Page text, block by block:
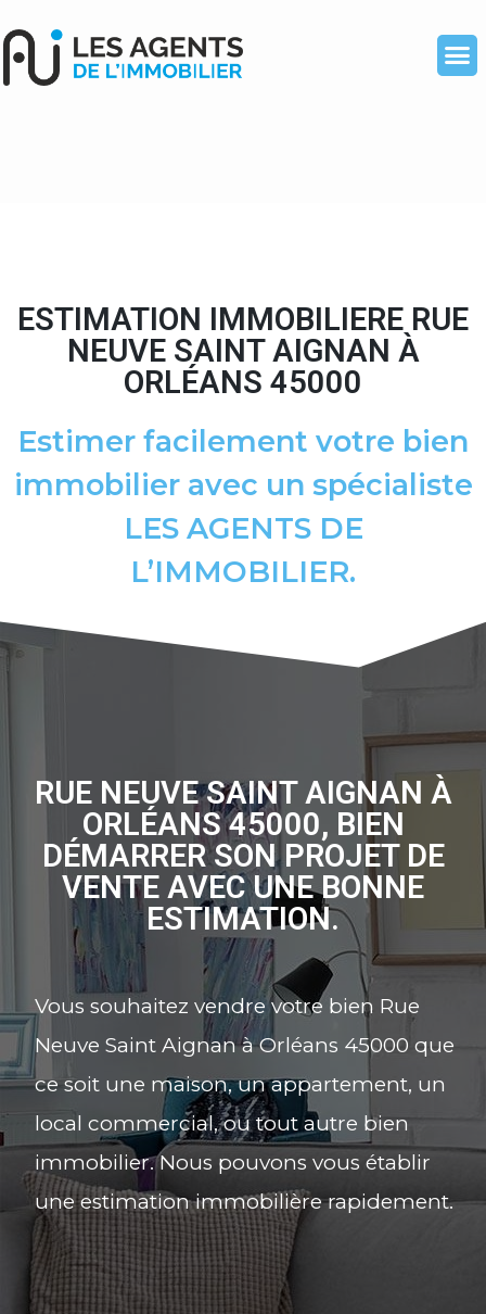
ESTIMATION IMMOBILIERE RUE
NEUVE SAINT AIGNAN À
ORLÉANS 45000
Estimer facilement votre bien
immobilier avec un spécialiste
LES AGENTS DE
L’IMMOBILIER.
RUE NEUVE SAINT AIGNAN À
ORLÉANS 45000, BIEN
DÉMARRER SON PROJET DE
VENTE AVEC UNE BONNE
ESTIMATION.
Vous souhaitez vendre votre bien Rue
Neuve Saint Aignan à Orléans 45000 que
ce soit une maison, un appartement, un
local commercial, ou tout autre bien
immobilier. Nous pouvons vous établir
une estimation immobilière rapidement.